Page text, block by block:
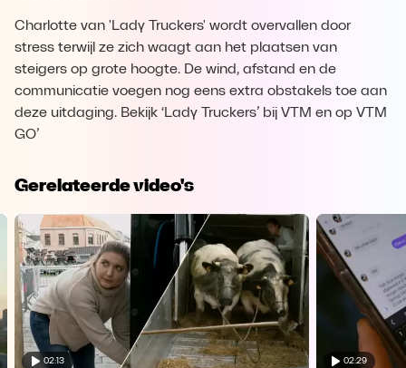
Charlotte van 'Lady Truckers' wordt overvallen door
stress terwijl ze zich waagt aan het plaatsen van
steigers op grote hoogte. De wind, afstand en de
communicatie voegen nog eens extra obstakels toe aan
deze uitdaging. Bekijk ‘Lady Truckers’ bij VTM en op VTM
GO’
Gerelateerde video's
02:13 02:29